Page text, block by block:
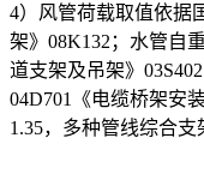
4）风管荷载取值依据
架》08K132；水管自
道支架及吊架》
04D701《电缆桥架安
1.35，多种管线综合支